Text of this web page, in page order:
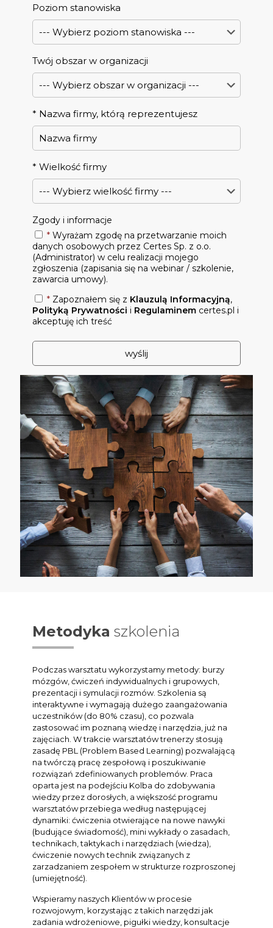
Poziom stanowiska
Twój obszar w organizacji
* Nazwa firmy, którą reprezentujesz
* Wielkość firmy
Zgody i informacje
* Wyrażam zgodę na przetwarzanie moich
danych osobowych przez Certes Sp. z o.o.
(Administrator) w celu realizacji mojego
zgłoszenia (zapisania się na webinar / szkolenie,
zawarcia umowy).
* Zapoznałem się z Klauzulą Informacyjną,
Polityką Prywatności i Regulaminem certes.pl i
akceptuję ich treść
Metodyka szkolenia
Podczas warsztatu wykorzystamy metody: burzy
mózgów, ćwiczeń indywidualnych i grupowych,
prezentacji i symulacji rozmów. Szkolenia są
interaktywne i wymagają dużego zaangażowania
uczestników (do 80% czasu), co pozwala
zastosować im poznaną wiedzę i narzędzia, już na
zajęciach. W trakcie warsztatów trenerzy stosują
zasadę PBL (Problem Based Learning) pozwalającą
na twórczą pracę zespołową i poszukiwanie
rozwiązań zdefiniowanych problemów. Praca
oparta jest na podejściu Kolba do zdobywania
wiedzy przez dorosłych, a większość programu
warsztatów przebiega według następującej
dynamiki: ćwiczenia otwierające na nowe nawyki
(budujące świadomość), mini wykłady o zasadach,
technikach, taktykach i narzędziach (wiedza),
ćwiczenie nowych technik związanych z
zarzadzaniem zespołem w strukturze rozproszonej
(umiejętność).
Wspieramy naszych Klientów w procesie
rozwojowym, korzystając z takich narzędzi jak
zadania wdrożeniowe, pigułki wiedzy, konsultacje